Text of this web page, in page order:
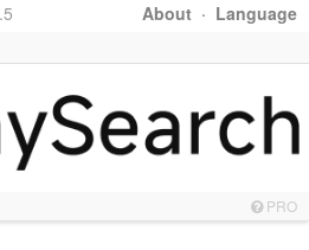
About · Language
PRO